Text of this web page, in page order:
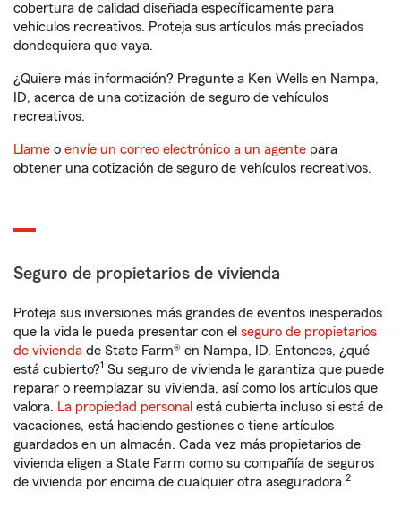
cobertura de calidad diseñada específicamente para
vehículos recreativos. Proteja sus artículos más preciados
dondequiera que vaya.
¿Quiere más información? Pregunte a Ken Wells en Nampa,
ID, acerca de una cotización de seguro de vehículos
recreativos.
Llame o envíe un correo electrónico a un agente para
obtener una cotización de seguro de vehículos recreativos.
Seguro de propietarios de vivienda
Proteja sus inversiones más grandes de eventos inesperados
que la vida le pueda presentar con el seguro de propietarios
de vivienda de State Farm® en Nampa, ID. Entonces, ¿qué
está cubierto?1 Su seguro de vivienda le garantiza que puede
reparar o reemplazar su vivienda, así como los artículos que
valora. La propiedad personal está cubierta incluso si está de
vacaciones, está haciendo gestiones o tiene artículos
guardados en un almacén. Cada vez más propietarios de
vivienda eligen a State Farm como su compañía de seguros
de vivienda por encima de cualquier otra aseguradora.2